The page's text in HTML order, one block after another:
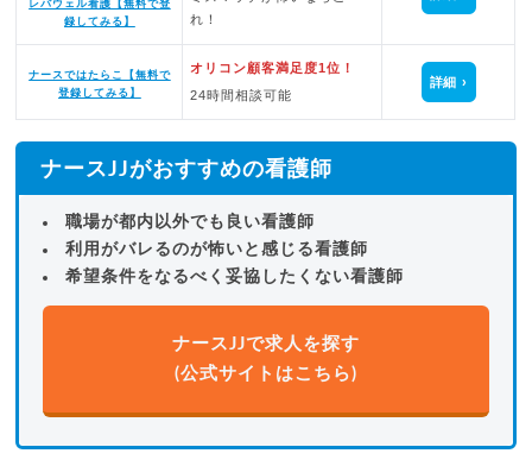
レバウェル看護【無料で登
録してみる】
れ！
ナースではたらこ【無料で
登録してみる】
オリコン顧客満足度1位！
24時間相談可能
詳細
ナースJJがおすすめの看護師
職場が都内以外でも良い看護師
利用がバレるのが怖いと感じる看護師
希望条件をなるべく妥協したくない看護師
ナースJJで求人を探す
(公式サイトはこちら)